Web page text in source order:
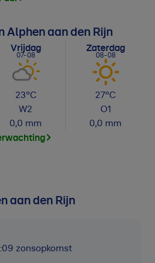
Alphen aan den Rijn
Vrijdag
07-08
23°C
W2
0,0 mm
Zaterdag
08-08
27°C
O1
0,0 mm
aan den Rijn
zonsopkomst